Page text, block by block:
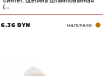
(...
6.36 BYN наличие: